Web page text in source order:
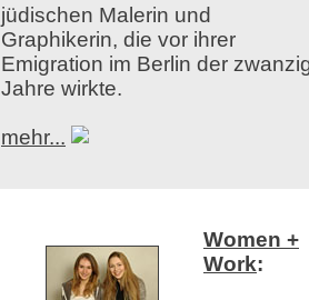
jüdischen Malerin und
Graphikerin, die vor ihrer
Emigration im Berlin der
Jahre wirkte.
mehr...
Women +
Work: